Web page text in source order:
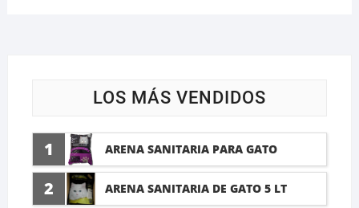
LOS MÁS VENDIDOS
1 ARENA SANITARIA PARA GATO
2 ARENA SANITARIA DE GATO 5 LT